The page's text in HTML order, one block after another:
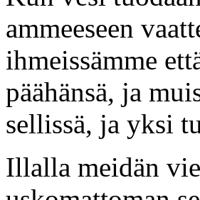
ammeeseen
ihmeissämme
päähänsä, ja
sellissä, ja yksi
Illalla meidän